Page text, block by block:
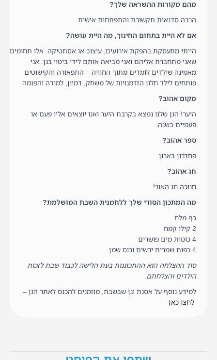
מהם מקורות ההשראה שלך?
הרבה סדנאות תקשורת והתפתחות אישית.
אם לא היית בתחום החינוך, מה היית עושה?
הייתי מתעסקת בהפקת אירועים, עיצוב או אסתטיקה. אלו תחומים
שאני מתחברת אליהם ואני מביאה אותם לידי ביטוי בגן. אני
מאמינה שילדים לומדים מתוך החוויה – התפאורה והקישוטים
פותחים לילד חלון הזדמנויות של משחק, דמיון, למידה והפנמה
מקום אהוב?
היער! הגן שלנו נמצא בקרבת היער ואנו יוצאים אליו פעם או
פעמיים בשנה.
ספר אהוב?
פחדרון בארון
חג אהוב?
חנוכה חג האור!
מה המתכון הסודי שלך ללחמנית השבת המושלמת?
כף מלח
2 קילו קמח
4 כוסות מים פושרים
4 כפות שמרים יבשים וכוס שמן.
סוד ההצלחה הוא ההתכוננות בעת הלישה לכבוד שבת לזכות
הילדים והצלחתם.
למידע נוסף על אסנת וגן שבשבת, מוזמנים להכנס לאתר הגן –
לחצו כאן